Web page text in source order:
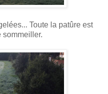
Toute la patûre est
sommeiller.